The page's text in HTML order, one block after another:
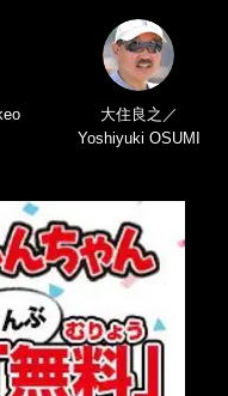
大住良之／
Yoshiyuki OSUMI